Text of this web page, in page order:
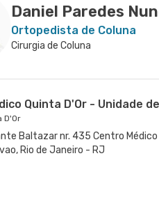
Daniel Paredes
Ortopedista de Coluna
Cirurgia de Coluna
Quinta D'Or - Unidade
D'Or
Baltazar nr. 435 Centro Médico
Rio de Janeiro - RJ